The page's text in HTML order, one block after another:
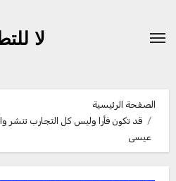
لا
الصفحة الرئيسية
قد تكون فأرا وليس كل التجارب تنشر
عيسى